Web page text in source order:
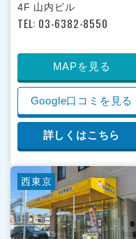
4F 山内ビル
TEL: 03-6382-8550
MAPを見る
Google口コミを見る
詳しくはこちら
西東京